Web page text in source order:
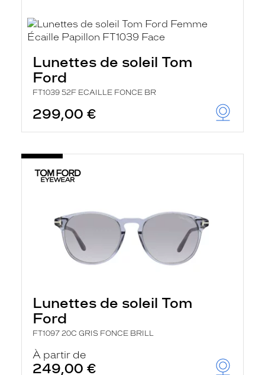
Lunettes de soleil Tom
Ford
FT1039 52F ECAILLE FONCE BR
299,00 €
Lunettes de soleil Tom
Ford
FT1097 20C GRIS FONCE BRILL
À partir de
249,00 €